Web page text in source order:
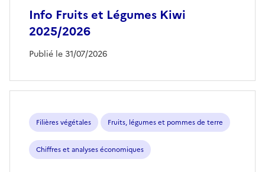
Info Fruits et Légumes Kiwi
2025/2026
Publié le 31/07/2026
Filières végétales Fruits, légumes et pommes de terre
Chiffres et analyses économiques